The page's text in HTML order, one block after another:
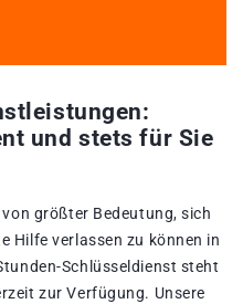
und stets für Sie
größter Bedeutung, sich
Hilfe verlassen zu können in
Schlüsseldienst steht
zur Verfügung. Unsere